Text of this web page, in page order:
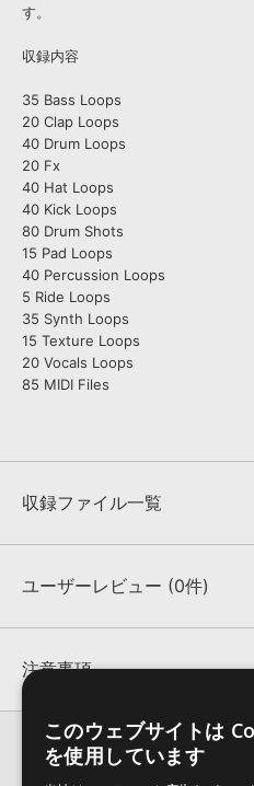
す。
収録内容
35 Bass Loops
20 Clap Loops
40 Drum Loops
20 Fx
40 Hat Loops
40 Kick Loops
80 Drum Shots
15 Pad Loops
40 Percussion Loops
5 Ride Loops
35 Synth Loops
15 Texture Loops
20 Vocals Loops
85 MIDI Files
収録ファイル一覧
収録ファイル一覧
ユーザーレビュー (0件)
★★★★★
★5
★4
注意事項
KONTAKTフォーマットについて：
KONTAKTフォーマットは、製品
でお使いいただけます。無償版
関連情報
このウェブサイトは
を使用しています